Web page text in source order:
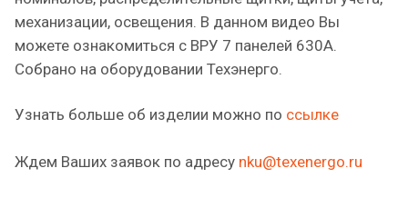
механизации, освещения. В данном видео Вы
можете ознакомиться с ВРУ 7 панелей 630А.
Собрано на оборудовании Техэнерго.
Узнать больше об изделии можно по ссылке
Ждем Ваших заявок по адресу nku@texenergo.ru